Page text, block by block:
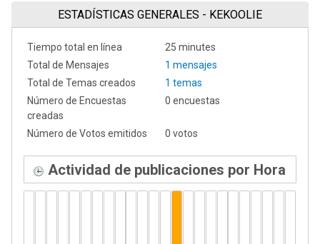
ESTADÍSTICAS GENERALES - KEKOOLIE
Tiempo total en línea
25 minutes
Total de Mensajes
1 mensajes
Total de Temas creados
1 temas
Número de Encuestas
creadas
0 encuestas
Número de Votos emitidos 0 votos
Actividad de publicaciones por Hora